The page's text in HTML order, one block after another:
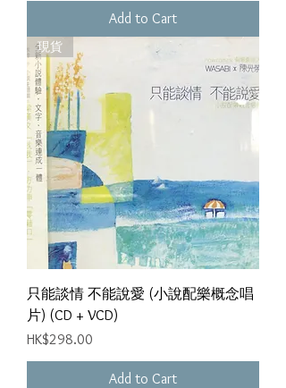
Add to Cart
現貨
只能談情 不能說愛 (小說配樂概念唱
片) (CD + VCD)
Price
HK$298.00
Add to Cart